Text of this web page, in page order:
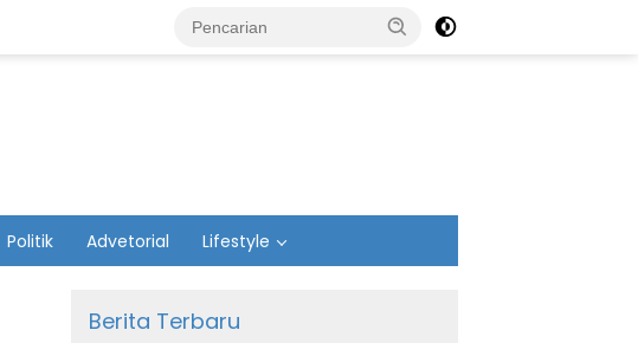
Politik Advetorial Lifestyle
Berita Terbaru